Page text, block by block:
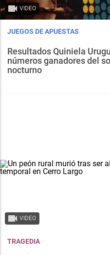
VIDEO
JUEGOS DE APUESTAS
Resultados Quiniela
números ganadores del
nocturno
VIDEO
TRAGEDIA